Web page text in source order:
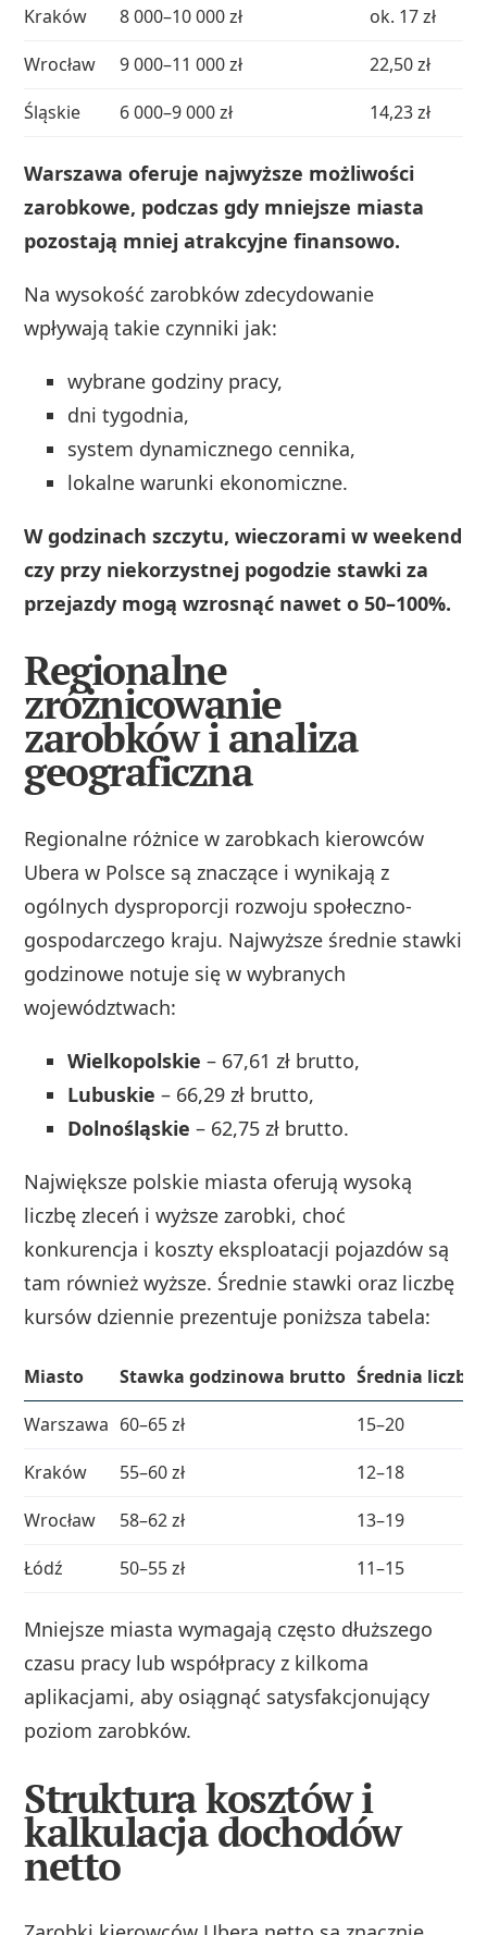
Kraków 8 000–10 000 zł
ok. 17 zł
Wrocław
9 000–11 000 zł
22,50 zł
Śląskie
6 000–9 000 zł 14,23 zł
Warszawa oferuje najwyższe możliwości
zarobkowe, podczas gdy mniejsze miasta
pozostają mniej atrakcyjne finansowo.
Na wysokość zarobków zdecydowanie
wpływają takie czynniki jak:
wybrane godziny pracy,
dni tygodnia,
system dynamicznego cennika,
lokalne warunki ekonomiczne.
W godzinach szczytu, wieczorami w weekend
czy przy niekorzystnej pogodzie stawki za
przejazdy mogą wzrosnąć nawet o 50–100%.
Regionalne
zróżnicowanie
zarobków i analiza
geograficzna
Regionalne różnice w zarobkach kierowców
Ubera w Polsce są znaczące i wynikają z
ogólnych dysproporcji rozwoju społeczno-
gospodarczego kraju. Najwyższe średnie stawki
godzinowe notuje się w wybranych
województwach:
Wielkopolskie – 67,61 zł brutto,
Lubuskie – 66,29 zł brutto,
Dolnośląskie – 62,75 zł brutto.
Największe polskie miasta oferują wysoką
liczbę zleceń i wyższe zarobki, choć
konkurencja i koszty eksploatacji pojazdów są
tam również wyższe. Średnie stawki oraz liczbę
kursów dziennie prezentuje poniższa tabela:
Miasto Stawka godzinowa brutto Średnia liczba
Warszawa 60–65 zł
15–20
Kraków
55–60 zł
12–18
Wrocław
58–62 zł
13–19
Łódź
50–55 zł 11–15
Mniejsze miasta wymagają często dłuższego
czasu pracy lub współpracy z kilkoma
aplikacjami, aby osiągnąć satysfakcjonujący
poziom zarobków.
Struktura kosztów i
kalkulacja dochodów
netto